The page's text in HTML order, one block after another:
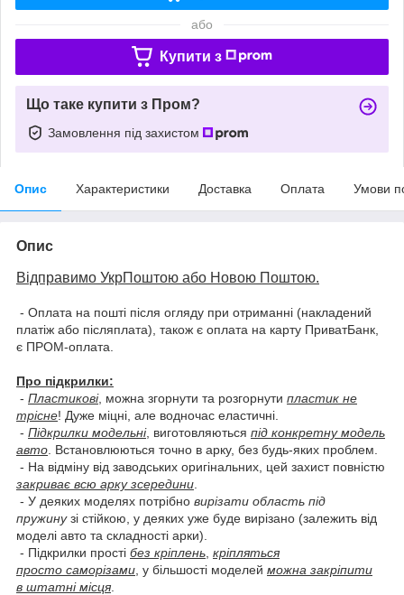
або
Купити з
Що таке купити з Пром?
Замовлення під захистом
Опис Характеристики Доставка Оплата Умови
Опис
Відправимо УкрПоштою або Новою Поштою.
- Оплата на пошті після огляду при отриманні (накладений
платіж або післяплата), також є оплата на карту ПриватБанк,
є ПРОМ-оплата.
Про підкрилки:
- Пластикові, можна згорнути та розгорнути пластик не
трісне! Дуже міцні, але водночас еластичні.
- Підкрилки модельні, виготовляються під конкретну модель
авто . Встановлюються точно в арку, без будь-яких проблем.
- На відміну від заводських оригінальних, цей захист повністю
закриває всю арку зсередини
- У деяких моделях потрібно вирізати область під
пружинузі стійкою, у деяких уже буде вирізано (залежить від
моделі авто та складності арки).
- Підкрилки прості без кріплень кріпляться
просто саморізами , у більшості моделей можна закріпити
в штатні місця